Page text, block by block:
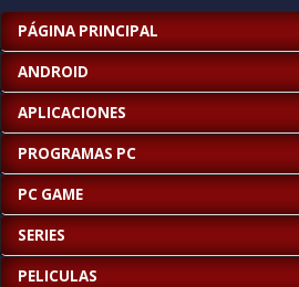
PÁGINA PRINCIPAL
ANDROID
APLICACIONES
PROGRAMAS PC
PC GAME
SERIES
PELICULAS